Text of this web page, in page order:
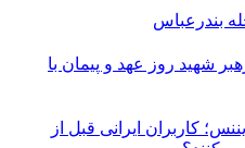
شهید روز عهد و پیمان با
کاربران ایرانی قبل از